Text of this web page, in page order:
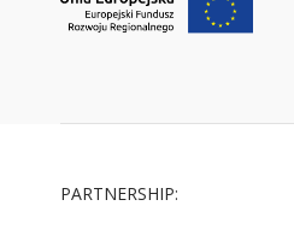
PARTNERSHIP: